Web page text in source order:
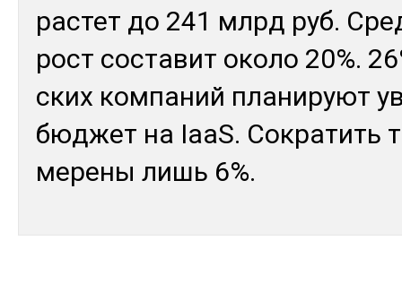
рас­тет до 241 млрд руб.
рост сос­та­вит око­ло 20%.
ских ком­па­ний пла­нируют
бюд­жет на IaaS. Сок­ра­тить
мере­ны лишь 6%.